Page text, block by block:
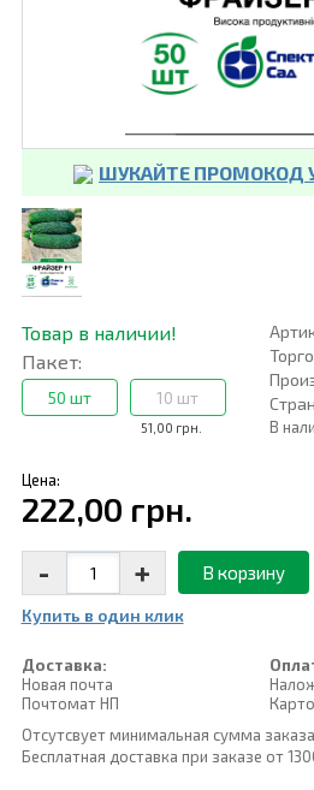
ШУКАЙТЕ ПРОМОКОД
Товар в наличии!
Пакет:
50 шт
51,00 грн.
10 шт
В
Цена:
222,00 грн.
- + В корзину
Купить в один клик
Доставка:
Новая почта
Почтомат НП
Отсутсвует минимальная сумма заказа
Бесплатная доставка при заказе от